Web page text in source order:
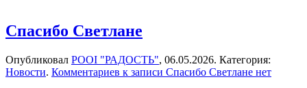
Спасибо Светлане
Опубликовал РООІ "РАДОСТЬ", 06.05.2026. Категория:
Новости. Комментариев к записи Спасибо Светлане нет